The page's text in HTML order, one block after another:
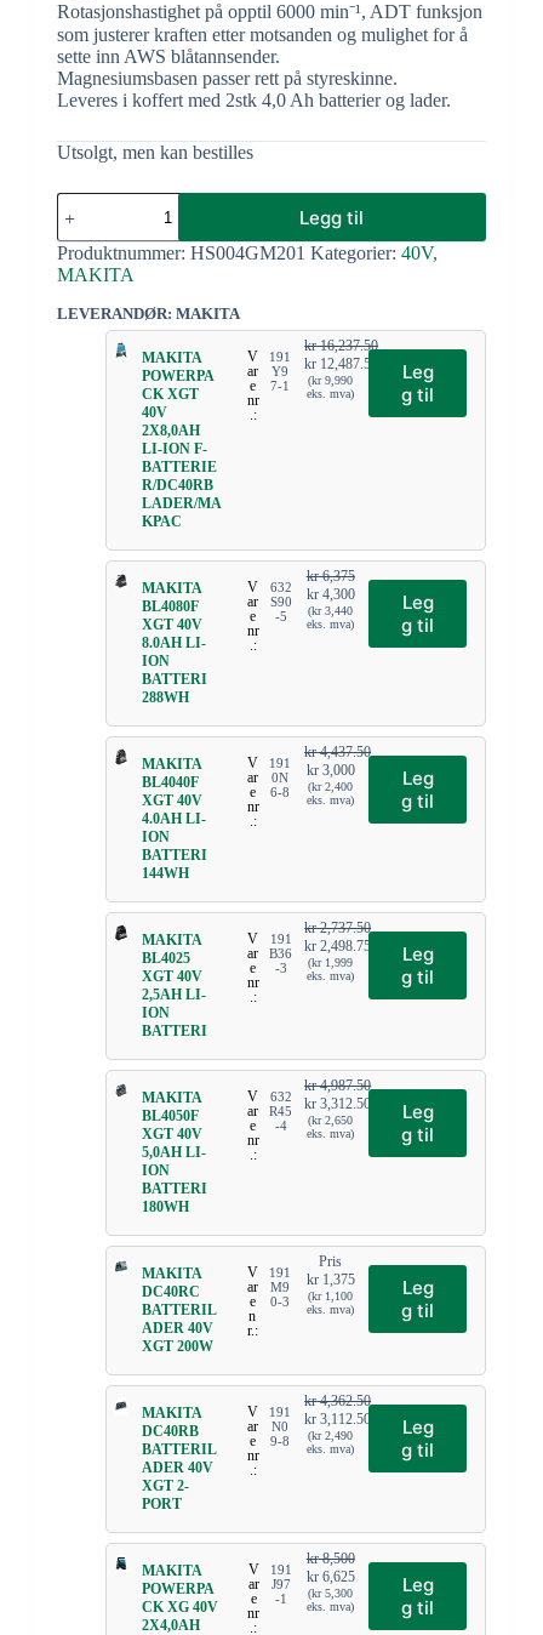
Rotasjonshastighet på opptil 6000 min⁻¹, ADT funksjon
som justerer kraften etter motsanden og mulighet for å
sette inn AWS blåtannsender.
Magnesiumsbasen passer rett på styreskinne.
Leveres i koffert med 2stk 4,0 Ah batterier og lader.
Utsolgt, men kan bestilles
Legg til
Produktnummer: HS004GM201 Kategorier: 40V,
MAKITA
LEVERANDØR: MAKITA
MAKITA
POWERPA
CK XGT
40V
2X8,0AH
LI-ION F-
BATTERIE
R/DC40RB
LADER/MA
KPAC
V
ar
e
nr
.:
191
Y9
7-1
kr16,237.50
kr 12,487.50
(kr9,990
eks. mva)
Leg
g til
MAKITA
BL4080F
XGT 40V
8.0AH LI-
ION
BATTERI
288WH
V
ar
e
nr
.:
632
S90
-5
kr6,375
kr4,300
(kr3,440
eks. mva)
Leg
g til
MAKITA
BL4040F
XGT 40V
4.0AH LI-
ION
BATTERI
144WH
V
ar
e
nr
.:
191
0N
6-8
kr4,437.50
kr3,000
(kr2,400
eks. mva)
Leg
g til
MAKITA
BL4025
XGT 40V
2,5AH LI-
ION
BATTERI
V
ar
e
nr
.:
191
B36
-3
kr2,737.50
kr 2,498.75
(kr1,999
eks. mva)
Leg
g til
MAKITA
BL4050F
XGT 40V
5,0AH LI-
ION
BATTERI
180WH
V
ar
e
nr
.:
632
R45
-4
kr4,987.50
kr 3,312.50
(kr2,650
eks. mva)
Leg
g til
MAKITA
DC40RC
BATTERIL
ADER 40V
XGT 200W
V
ar
e
n
r.:
191
M9
0-3
Pris
kr1,375
(kr1,100
eks. mva)
Leg
g til
MAKITA
DC40RB
BATTERIL
ADER 40V
XGT 2-
PORT
V
ar
e
nr
.:
191
N0
9-8
kr4,362.50
kr 3,112.50
(kr2,490
eks. mva)
Leg
g til
MAKITA
POWERPA
CK XG 40V
2X4,0AH
V
ar
e
nr
.:
191
J97
-1
kr8,500
kr6,625
(kr5,300
eks. mva)
Leg
g til